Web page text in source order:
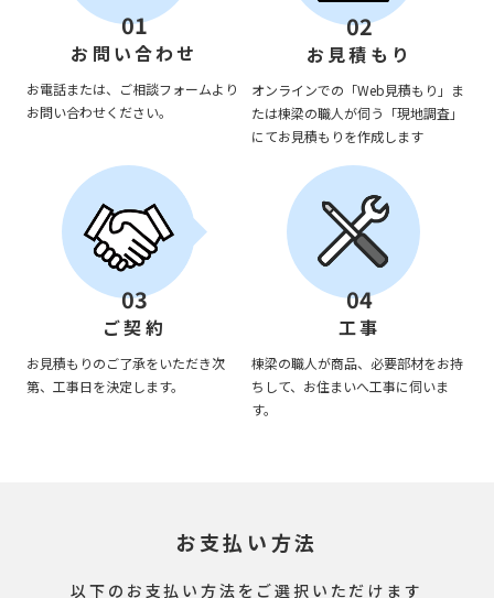
01
お問い合わせ
お電話または、ご相談フォームより
お問い合わせください。
02
お見積もり
オンラインでの「Web見積もり」ま
たは棟梁の職人が伺う「現地調査」
にてお見積もりを作成します
03
ご契約
お見積もりのご了承をいただき次
第、工事日を決定します。
04
工事
棟梁の職人が商品、必要部材をお持
ちして、お住まいへ工事に伺いま
す。
お支払い方法
以下のお支払い方法をご選択いただけます